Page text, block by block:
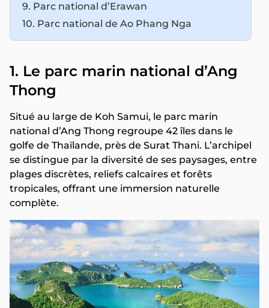
9. Parc national d’Erawan
10. Parc national de Ao Phang Nga
1. Le parc marin national d’Ang
Thong
Situé au large de Koh Samui, le parc marin
national d’Ang Thong regroupe 42 îles dans le
golfe de Thaïlande, près de Surat Thani. L’archipel
se distingue par la diversité de ses paysages, entre
plages discrètes, reliefs calcaires et forêts
tropicales, offrant une immersion naturelle
complète.